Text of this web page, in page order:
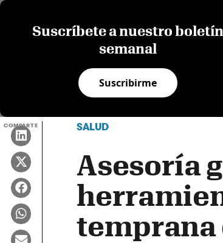
Suscríbete a nuestro boletín
semanal
Suscribirme
COMPARTE SALUD
Asesoría
temprana